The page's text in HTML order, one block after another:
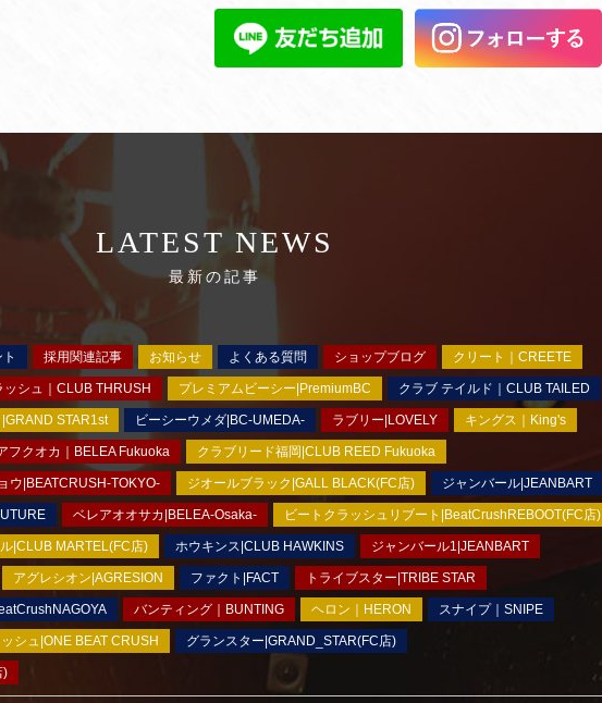
LATEST NEWS
最新の記事
採用関連記事 お知らせ よくある質問 ショップブログ クリート｜CREETE
ッシュ｜CLUB THRUSH プレミアムビーシー|PremiumBC クラブ テイルド｜CLUB TAILED
STAR1st ビーシーウメダ|BC-UMEDA- ラブリー|LOVELY キングス｜King's
フクオカ｜BELEA Fukuoka クラブリード福岡|CLUB REED Fukuoka
ウ|BEATCRUSH-TOKYO- ジオールブラック|GALL BLACK(FC店) ジャンバール|JEANBART
ベレアオオサカ|BELEA-Osaka- ビートクラッシュリブート|BeatCrushREBOOT(FC店)
|CLUB MARTEL(FC店) ホウキンス|CLUB HAWKINS ジャンバール1|JEANBART
アグレシオン|AGRESION ファクト|FACT トライブスター|TRIBE STAR
バンティング｜BUNTING ヘロン｜HERON スナイプ｜SNIPE
シュ|ONE BEAT CRUSH グランスター|GRAND_STAR(FC店)
)